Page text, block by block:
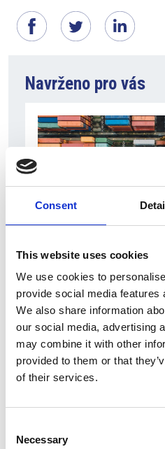
Consent
This website uses cookies
We use cookies to
provide social media features
We also share information
our social media, advertising
may combine it with other
provided to them or that
of their services.
Selection
Necessary
Navrženo pro vás
6 srpna 2026
Zahraniční obchod Itálie
deset miliard eur
Přehled Ekonomika
Itálie
Česká republika